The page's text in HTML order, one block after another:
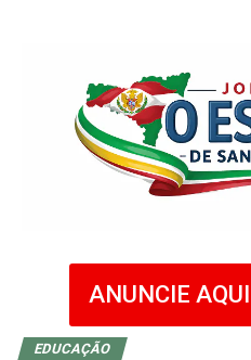
ANUNCIE AQUI
EDUCAÇÃO